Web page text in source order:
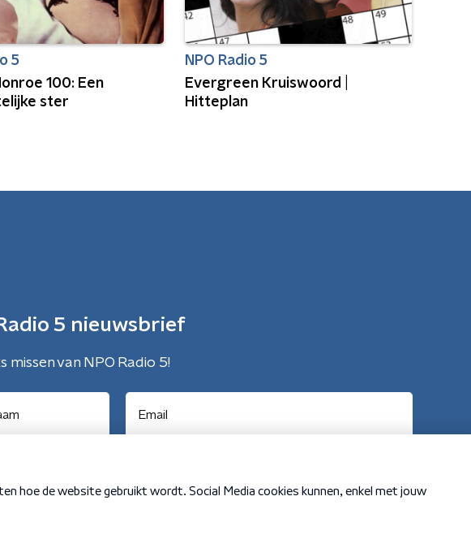
5
100: Een
ster
NPO Radio 5
Evergreen Kruiswoord |
Hitteplan
5 nieuwsbrief
missen van NPO Radio 5!